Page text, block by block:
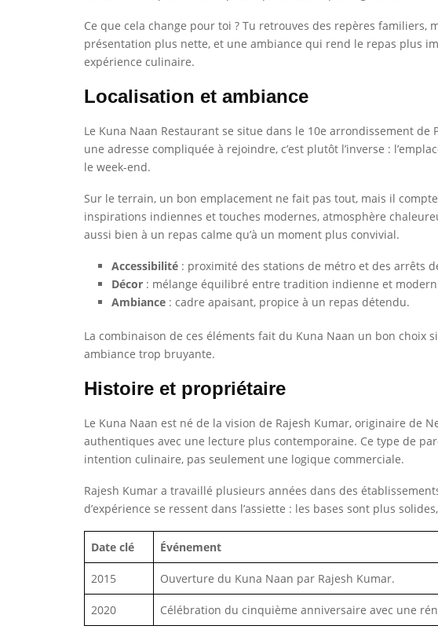
Ce que cela change pour toi ? Tu retrouves des repères
présentation plus nette, et une ambiance qui rend le repas plus
expérience culinaire.
Localisation et ambiance
Le Kuna Naan Restaurant se situe dans le 10e arrondissement
une adresse compliquée à rejoindre, c’est plutôt l’inverse :
le week-end.
Sur le terrain, un bon emplacement ne fait pas tout, mais il
inspirations indiennes et touches modernes, atmosphère
aussi bien à un repas calme qu’à un moment plus convivial.
Accessibilité : proximité des stations de métro et des arrêts
Décor : mélange équilibré entre tradition indienne et
Ambiance : cadre apaisant, propice à un repas détendu.
La combinaison de ces éléments fait du Kuna Naan un bon
ambiance trop bruyante.
Histoire et propriétaire
Le Kuna Naan est né de la vision de Rajesh Kumar, originaire de
authentiques avec une lecture plus contemporaine. Ce type de
intention culinaire, pas seulement une logique commerciale.
Rajesh Kumar a travaillé plusieurs années dans des
d’expérience se ressent dans l’assiette : les bases sont plus
Date clé Événement
2015 Ouverture du Kuna Naan par Rajesh Kumar.
2020 Célébration du cinquième anniversaire avec une